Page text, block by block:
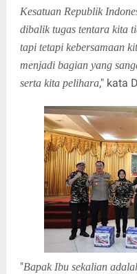
Kesatuan Republik
dibalik tugas tentara kita
tapi tetapi kebersamaan
menjadi bagian yang
serta kita pelihara," kata
"Bapak Ibu sekalian